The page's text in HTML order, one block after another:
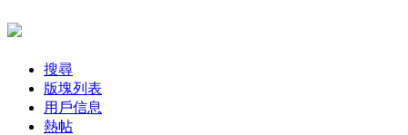
搜尋
版塊列表
用戶信息
熱帖